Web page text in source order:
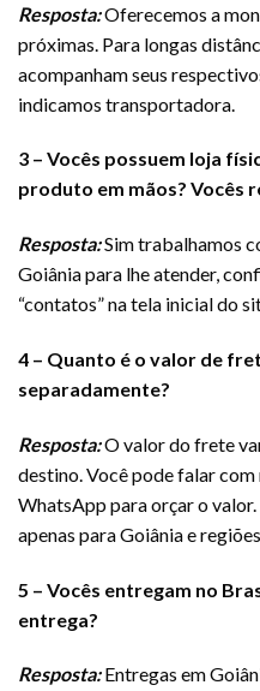
Resposta:Oferecemos a
próximas. Para longas
acompanham seus
indicamos transportadora.
3 – Vocês possuem loja
produto em mãos? Vocês
Resposta:Sim trabalhamos
Goiânia para lhe atender,
“contatos” na tela inicial do
4 – Quanto é o valor de
separadamente?
Resposta:O valor do frete
destino. Você pode falar
WhatsApp para orçar o
apenas para Goiânia e
5 – Vocês entregam no
entrega?
Resposta:Entregas em